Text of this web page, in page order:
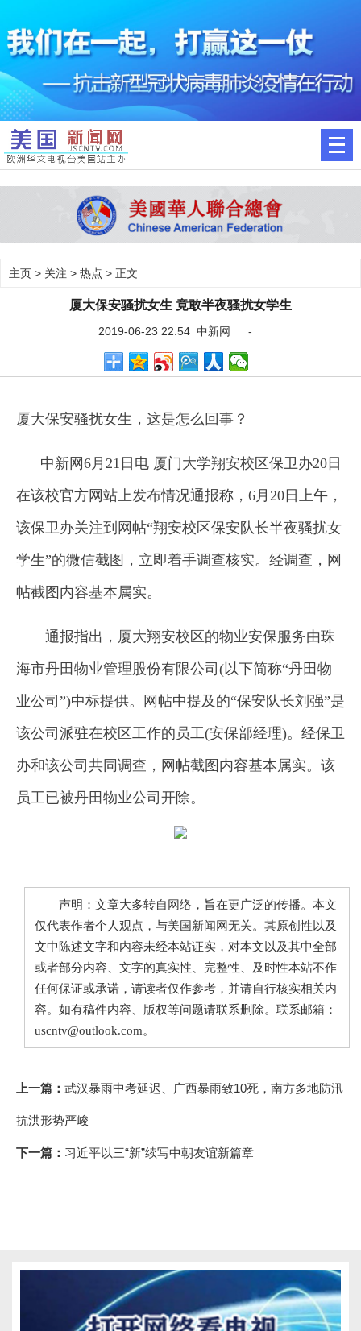
主页 > 关注 > 热点 > 正文
厦大保安骚扰女生 竟敢半夜骚扰女学生
2019-06-23 22:54 中新网 -
厦大保安骚扰女生，这是怎么回事？
中新网6月21日电 厦门大学翔安校区保卫办20日
在该校官方网站上发布情况通报称，6月20日上午，
该保卫办关注到网帖“翔安校区保安队长半夜骚扰女
学生”的微信截图，立即着手调查核实。经调查，网
帖截图内容基本属实。
通报指出，厦大翔安校区的物业安保服务由珠
海市丹田物业管理股份有限公司(以下简称“丹田物
业公司”)中标提供。网帖中提及的“保安队长刘强”是
该公司派驻在校区工作的员工(安保部经理)。经保卫
办和该公司共同调查，网帖截图内容基本属实。该
员工已被丹田物业公司开除。
声明：文章大多转自网络，旨在更广泛的传播。本文
仅代表作者个人观点，与美国新闻网无关。其原创性以及
文中陈述文字和内容未经本站证实，对本文以及其中全部
或者部分内容、文字的真实性、完整性、及时性本站不作
任何保证或承诺，请读者仅作参考，并请自行核实相关内
容。如有稿件内容、版权等问题请联系删除。联系邮箱：
uscntv@outlook.com。
上一篇： 武汉暴雨中考延迟、广西暴雨致10死，南方多地防汛
抗洪形势严峻
下一篇： 习近平以三“新”续写中朝友谊新篇章